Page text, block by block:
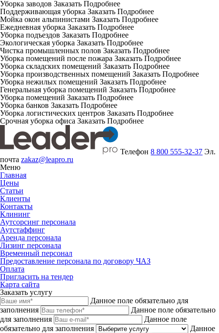
Уборка заводов Заказать Подробнее
Поддерживающая уборка Заказать Подробнее
Мойка окон альпинистами Заказать Подробнее
Ежедневная уборка Заказать Подробнее
Уборка подъездов Заказать Подробнее
Экологическая уборка Заказать Подробнее
Чистка промышленных полов Заказать Подробнее
Уборка помещений после пожара Заказать Подробнее
Уборка складских помещений Заказать Подробнее
Уборка производственных помещений Заказать Подробнее
Уборка нежилых помещений Заказать Подробнее
Генеральная уборка помещений Заказать Подробнее
Уборка помещений Заказать Подробнее
Уборка банков Заказать Подробнее
Уборка логистических центров Заказать Подробнее
Срочная уборка офиса Заказать Подробнее
Телефон8 800 555-32-37 Эл.
почта zakaz@leapro.ru
Меню
Главная
Цены
Статьи
Клиенты
Контакты
Клининг
Аутсорсинг персонала
Аутстаффинг
Аренда персонала
Лизинг персонала
Временный персонал
Предоставление персонала по договору ЧАЗ
Оплата
Пригласить на тендер
Карта сайта
Заказать услугу
Данное поле обязательно для
заполнения
Данное поле обязательно
для заполнения
Данное поле
обязательно для заполнения
Данное